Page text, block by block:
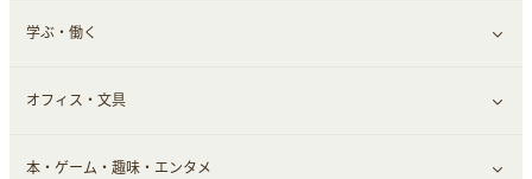
美容・ダイエット用品
脱毛用品
美容食品
スポーツ・フィットネス
日用品・薬局・からだ
車情報・カーシェア・レンタル
お役立ち
生活雑貨・家具インテリア
すべて見る
ギフト・贈答品
フラワー
学ぶ・働く
すべて見る
習い事・学習・学校
オフィス・文具
すべて見る
本・ゲーム・趣味・エンタメ